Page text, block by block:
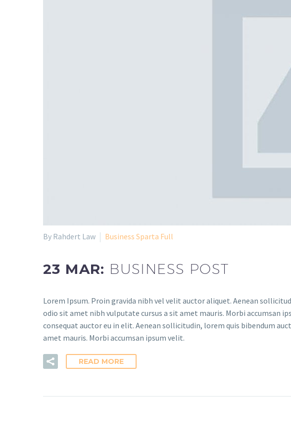
By Rahdert Law Business Sparta Full
23 MAR: BUSINESS POST
Lorem Ipsum. Proin gravida nibh vel velit auctor aliquet. Aenean
odio sit amet nibh vulputate cursus a sit amet mauris. Morbi accumsan
consequat auctor eu in elit. Aenean sollicitudin, lorem quis bibendum
amet mauris. Morbi accumsan ipsum velit.
READ MORE